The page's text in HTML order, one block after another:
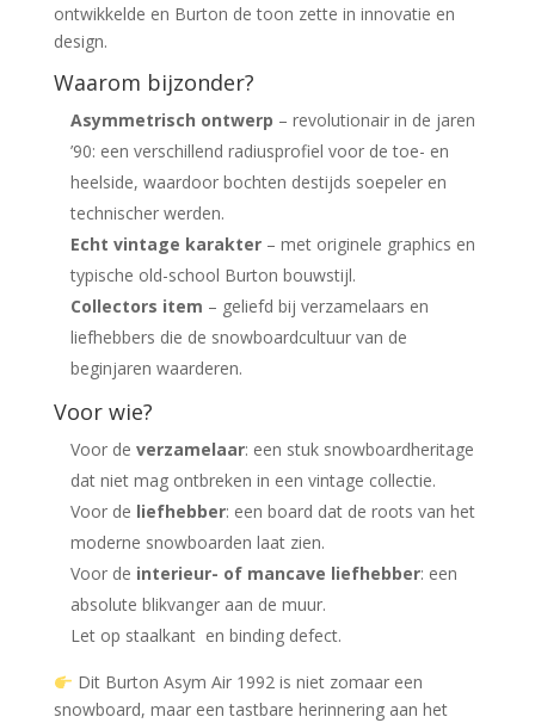
ontwikkelde en Burton de toon zette in innovatie en
design.
Waarom bijzonder?
Asymmetrisch ontwerp – revolutionair in de jaren
’90: een verschillend radiusprofiel voor de toe- en
heelside, waardoor bochten destijds soepeler en
technischer werden.
Echt vintage karakter– met originele graphics en
typische old-school Burton bouwstijl.
Collectors item – geliefd bij verzamelaars en
liefhebbers die de snowboardcultuur van de
beginjaren waarderen.
Voor wie?
Voor de verzamelaar: een stuk snowboardheritage
dat niet mag ontbreken in een vintage collectie.
Voor de liefhebber: een board dat de roots van het
moderne snowboarden laat zien.
Voor de interieur- of mancave liefhebber: een
absolute blikvanger aan de muur.
Let op staalkant en binding defect.
Dit Burton Asym Air 1992 is niet zomaar een
snowboard, maar een tastbare herinnering aan het